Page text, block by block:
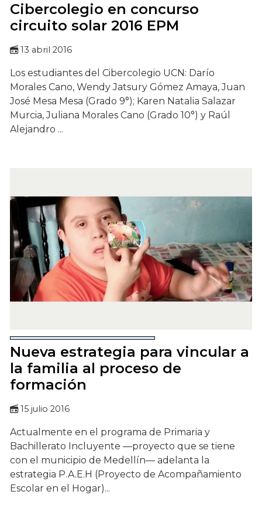
Cibercolegio en concurso
circuito solar 2016 EPM
13 abril 2016
Los estudiantes del Cibercolegio UCN: Darío
Morales Cano, Wendy Jatsury Gómez Amaya, Juan
José Mesa Mesa (Grado 9°); Karen Natalia Salazar
Murcia, Juliana Morales Cano (Grado 10°) y Raúl
Alejandro ...
Nueva estrategia para vincular a
la familia al proceso de
formación
15 julio 2016
Actualmente en el programa de Primaria y
Bachillerato Incluyente —proyecto que se tiene
con el municipio de Medellín— adelanta la
estrategia P.A.E.H (Proyecto de Acompañamiento
Escolar en el Hogar)...